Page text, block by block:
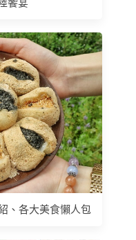
、各大美食懶人包